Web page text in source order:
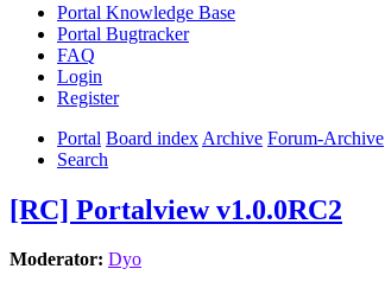
Portal Knowledge Base
Portal Bugtracker
FAQ
Login
Register
Portal Board index Archive Forum-Archive
Search
[RC] Portalview v1.0.0RC2
Moderator: Dyo